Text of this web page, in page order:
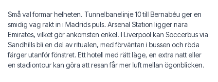
Små val formar helheten. Tunnelbanelinje 10 till Bernabéu ger en
smidig väg rakt in i Madrids puls. Arsenal Station ligger nära
Emirates, vilket gör ankomsten enkel. I Liverpool kan Soccerbus via
Sandhills bli en del av ritualen, med förväntan i bussen och röda
färger utanför fönstret. Ett hotell med rätt läge, en extra natt eller
en stadiontour kan göra att resan får mer luft mellan ögonblicken.